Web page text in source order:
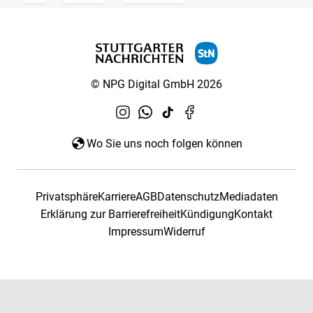
© NPG Digital GmbH 2026
Wo Sie uns noch folgen können
PrivatsphäreKarriereAGBDatenschutzMediadaten
Erklärung zur BarrierefreiheitKündigungKontakt
ImpressumWiderruf